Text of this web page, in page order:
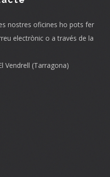
nostres oficines ho pots fer
electrònic o a través de la
Vendrell (Tarragona)